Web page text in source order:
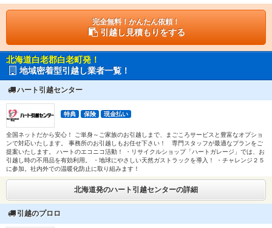
完全無料！かんたん依頼！
引越し見積もりをする
北海道白老郡白老町発！
地域密着型引越し業者一覧！
ハート引越センター
特典 保険 現金払い
全国ネットだから安心！ ご単身～ご家族のお引越しまで、まごころサービスと豊富なオプショ
ンで対応いたします。 事務所のお引越しもお任せ下さい！ 専門スタッフが最適なプランをご
提案いたします。 ハートのエコニコ活動！ ・リサイクルショップ「ハートガレージ」では、お
引越し時の不用品を有効利用。 ・地球にやさしい天然ガストラックを導入！ ・チャレンジ２５
に参加。社内外での温暖化防止に取り組みます！
北海道発のハート引越センターの詳細
引越のプロロ